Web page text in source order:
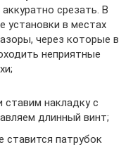
срезать. В
установки в местах
через которые в
неприятные
ставим накладку с
длинный винт;
ставится патрубок